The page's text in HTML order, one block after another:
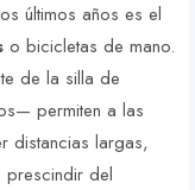
últimos años es el
o bicicletas de mano.
de la silla de
permiten a las
distancias largas,
prescindir del